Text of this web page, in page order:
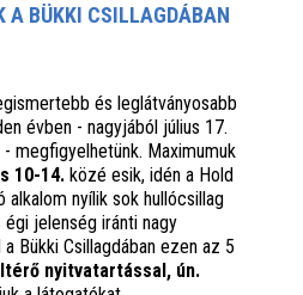
A BÜKKI CSILLAGDÁBAN
és leglátványosabb
évben - nagyjából július 17.
megfigyelhetünk. Maximumuk
10-14. közé esik, idén a Hold
nyílik sok hullócsillag
jelenség iránti nagy
Bükki Csillagdában ezen az 5
nyitvatartással, ún.